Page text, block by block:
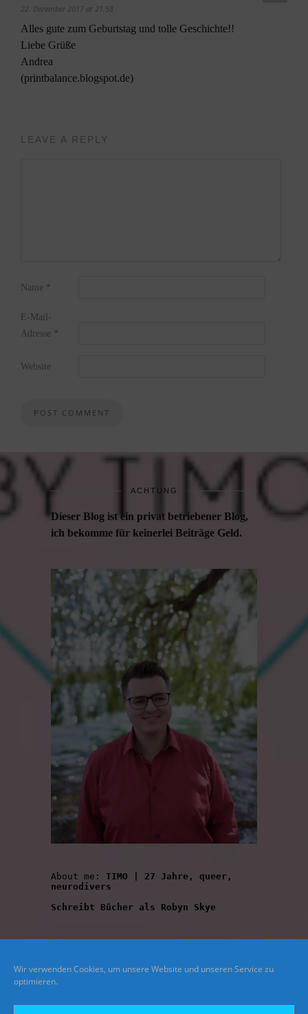
Wir verwenden Cookies, um unsere Website und unseren Service zu
optimieren.
22. Dezember 2017 at 21:58
Alles gute zum Geburtstag und tolle Geschichte!!
Liebe Grüße
Andrea
(printbalance.blogspot.de)
LEAVE A REPLY
Name *
E-Mail-
Adresse *
Website
ACHTUNG
Dieser Blog ist ein privat betriebener Blog,
ich bekomme für keinerlei Beiträge Geld.
About me: TIMO | 27 Jahre, queer,
neurodivers
Schreibt Bücher als Robyn Skye